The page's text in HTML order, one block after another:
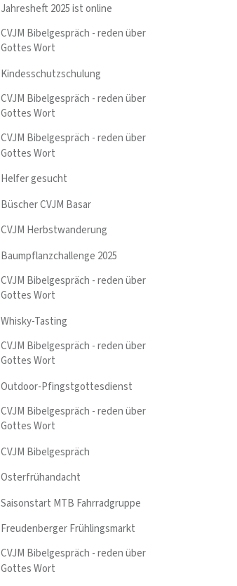
Jahresheft 2025 ist online
CVJM Bibelgespräch - reden über
Gottes Wort
Kindesschutzschulung
CVJM Bibelgespräch - reden über
Gottes Wort
CVJM Bibelgespräch - reden über
Gottes Wort
Helfer gesucht
Büscher CVJM Basar
CVJM Herbstwanderung
Baumpflanzchallenge 2025
CVJM Bibelgespräch - reden über
Gottes Wort
Whisky-Tasting
CVJM Bibelgespräch - reden über
Gottes Wort
Outdoor-Pfingstgottesdienst
CVJM Bibelgespräch - reden über
Gottes Wort
CVJM Bibelgespräch
Osterfrühandacht
Saisonstart MTB Fahrradgruppe
Freudenberger Frühlingsmarkt
CVJM Bibelgespräch - reden über
Gottes Wort